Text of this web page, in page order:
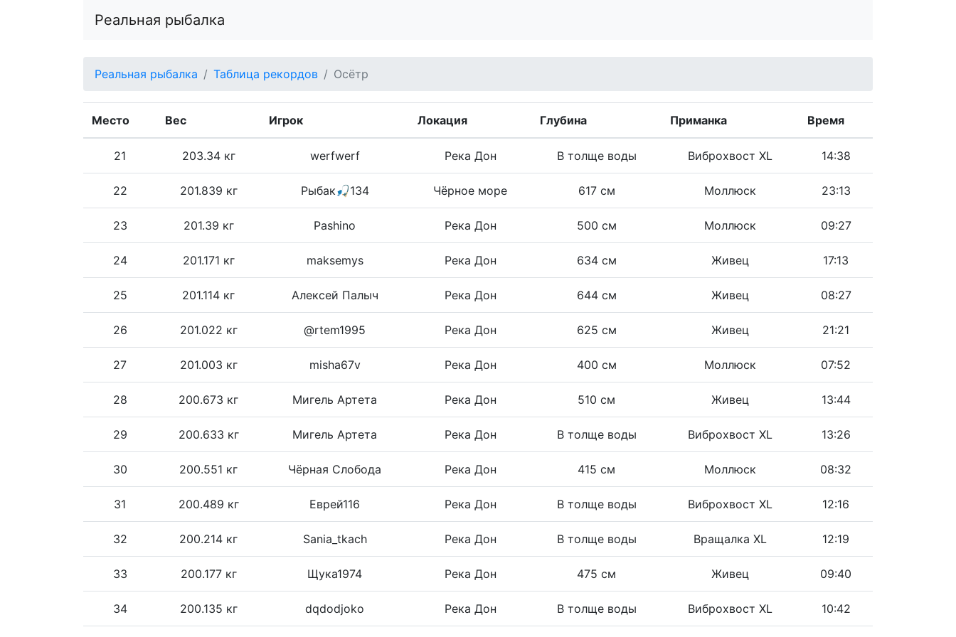
Реальная рыбалка
Реальная рыбалка Таблица рекордов Осётр
Место Вес Игрок Локация Глубина Приманка Время
21 203.34 кг werfwerf Река Дон В толще воды Виброхвост XL 14:38
22 201.839 кг Рыбак🎣134 Чёрное море 617 см Моллюск 23:13
23 201.39 кг Pashino Река Дон 500 см Моллюск 09:27
24 201.171 кг maksemys Река Дон 634 см Живец 17:13
25 201.114 кг Алексей Палыч Река Дон 644 см Живец 08:27
26 201.022 кг @rtem1995 Река Дон 625 см Живец 21:21
27 201.003 кг misha67v Река Дон 400 см Моллюск 07:52
28 200.673 кг Мигель Артета Река Дон 510 см Живец 13:44
29 200.633 кг Мигель Артета Река Дон В толще воды Виброхвост XL 13:26
30 200.551 кг Чёрная Слобода Река Дон 415 см Моллюск 08:32
31 200.489 кг Еврей116 Река Дон В толще воды Виброхвост XL 12:16
32 200.214 кг Sania_tkach Река Дон В толще воды Вращалка XL 12:19
33 200.177 кг Щука1974 Река Дон 475 см Живец 09:40
34 200.135 кг dqdodjoko Река Дон В толще воды Виброхвост XL 10:42